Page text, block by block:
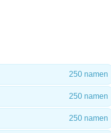
250 namen
250 namen
250 namen